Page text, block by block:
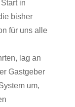
in
bisher
für uns alle
lag an
Gastgeber
um,